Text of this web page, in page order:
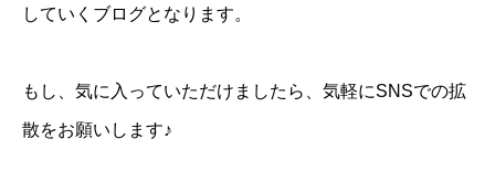
していくブログとなります。
もし、気に入っていただけましたら、気軽にSNSでの拡
散をお願いします♪